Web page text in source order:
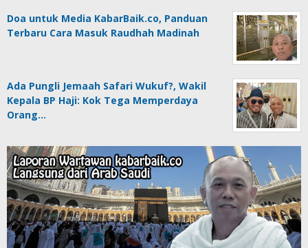
Doa untuk Media KabarBaik.co, Panduan
Terbaru Cara Masuk Raudhah Madinah
Ada Pungli Jemaah Safari Wukuf?, Wakil
Kepala BP Haji: Kok Tega Memperdaya
Orang…